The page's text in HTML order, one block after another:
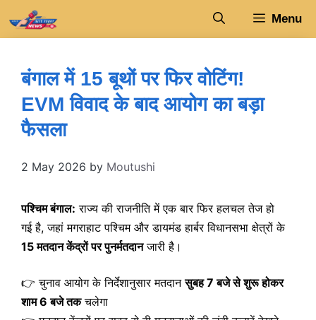
Menu
बंगाल में 15 बूथों पर फिर वोटिंग!
EVM विवाद के बाद आयोग का बड़ा
फैसला
2 May 2026 by Moutushi
पश्चिम बंगाल: राज्य की राजनीति में एक बार फिर हलचल तेज हो
गई है, जहां मगराहाट पश्चिम और डायमंड हार्बर विधानसभा क्षेत्रों के
15 मतदान केंद्रों पर पुनर्मतदानजारी है।
👉 चुनाव आयोग के निर्देशानुसार मतदानसुबह 7 बजे से शुरू होकर
शाम 6 बजे तकचलेगा